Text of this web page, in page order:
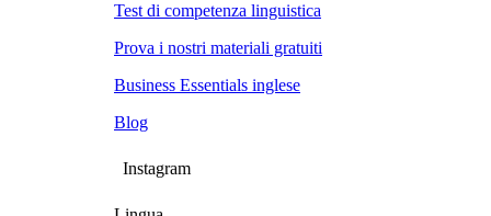
Test di competenza linguistica
Prova i nostri materiali gratuiti
Business Essentials inglese
Blog
Instagram